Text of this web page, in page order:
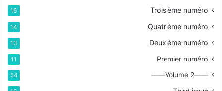
Troisième numéro
16
Quatrième numéro
14
Deuxième numéro
13
Premier numéro
11
——Volume 2——
54